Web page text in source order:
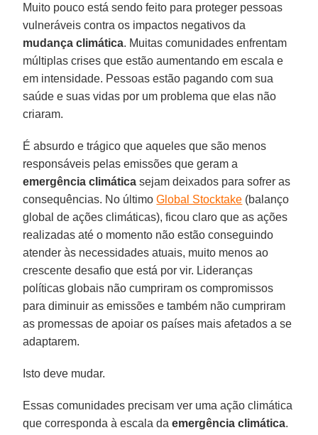
Muito pouco está sendo feito para proteger pessoas
vulneráveis contra os impactos negativos da
mudança climática. Muitas comunidades enfrentam
múltiplas crises que estão aumentando em escala e
em intensidade. Pessoas estão pagando com sua
saúde e suas vidas por um problema que elas não
criaram.
É absurdo e trágico que aqueles que são menos
responsáveis pelas emissões que geram a
emergência climática sejam deixados para sofrer as
consequências. No últimoGlobal Stocktake (balanço
global de ações climáticas), ficou claro que as ações
realizadas até o momento não estão conseguindo
atender às necessidades atuais, muito menos ao
crescente desafio que está por vir. Lideranças
políticas globais não cumpriram os compromissos
para diminuir as emissões e também não cumpriram
as promessas de apoiar os países mais afetados a se
adaptarem.
Isto deve mudar.
Essas comunidades precisam ver uma ação climática
que corresponda à escala daemergência climática.